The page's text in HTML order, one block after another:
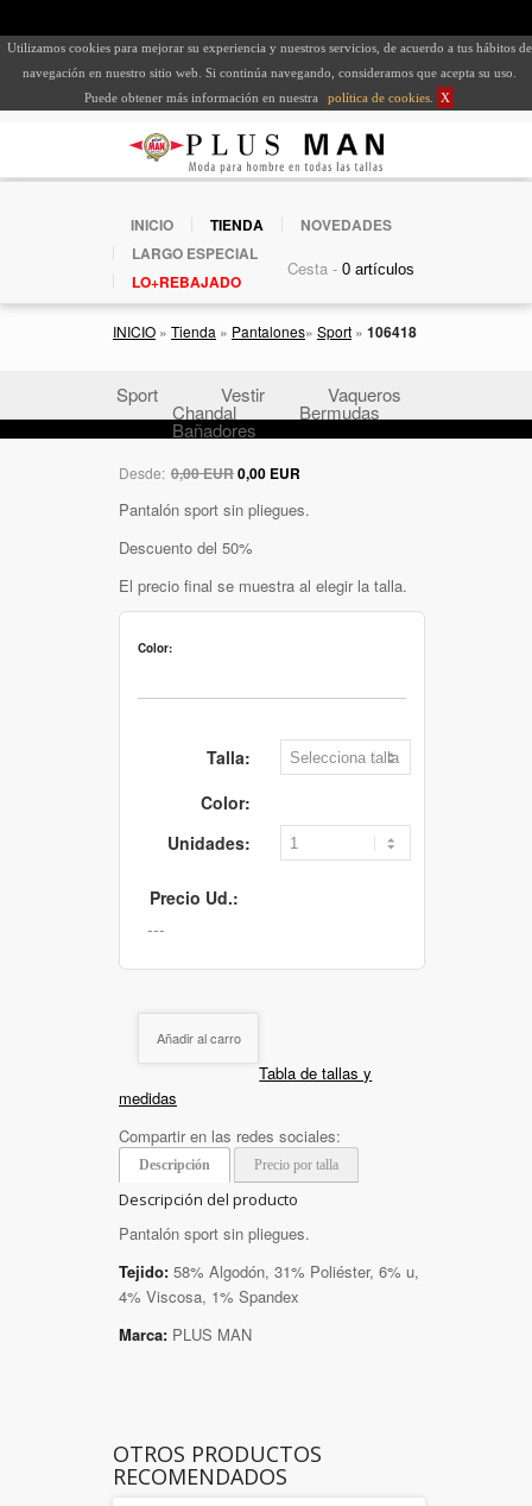
Utilizamos cookies para mejorar su experiencia y nuestros servicios, de acuerdo a tus hábitos de
navegación en nuestro sitio web. Si continúa navegando, consideramos que acepta su uso.
Puede obtener más información en nuestra
política de cookies X
INICIO TIENDA
NOVEDADES
LARGO ESPECIAL
LO+REBAJADO
Cesta -
INICIO » Tienda » Pantalones» Sport » 106418
Sport Vestir Vaqueros
Chandal Bermudas
Bañadores
Desde: 0,00 EUR0,00 EUR
Pantalón sport sin pliegues.
Descuento del 50%
El precio final se muestra al elegir la talla.
Color:
Talla:
Color:
Unidades:
Precio Ud.:
Añadir al carro
Tabla de tallas y
medidas
Compartir en las redes sociales:
Descripción Precio por talla
Descripción del producto
Pantalón sport sin pliegues.
Tejido: 58% Algodón, 31% Poliéster, 6% u,
4% Viscosa, 1% Spandex
Marca: PLUS MAN
OTROS PRODUCTOS
RECOMENDADOS